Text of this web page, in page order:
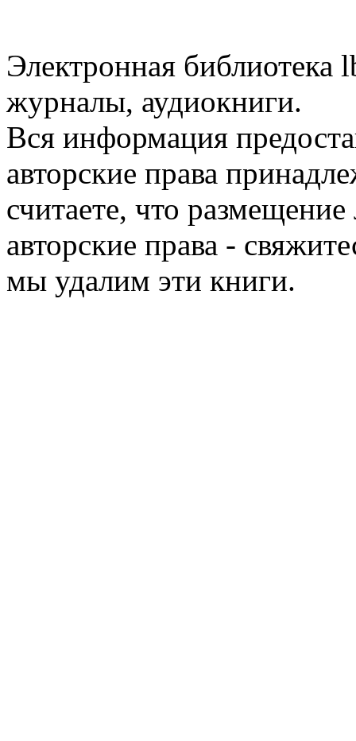
Электронная библиотека
журналы, аудиокниги.
Вся информация
авторские права
считаете, что
авторские права -
мы удалим эти книги.